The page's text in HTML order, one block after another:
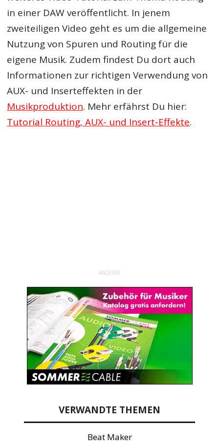
in einer DAW veröffentlicht. In jenem
zweiteiligen Video geht es um die allgemeine
Nutzung von Spuren und Routing für die
eigene Musik. Zudem findest Du dort auch
Informationen zur richtigen Verwendung von
AUX- und Inserteffekten in der
Musikproduktion. Mehr erfährst Du hier:
Tutorial Routing, AUX- und Insert-Effekte.
ANZEIGE
VERWANDTE THEMEN
Beat Maker